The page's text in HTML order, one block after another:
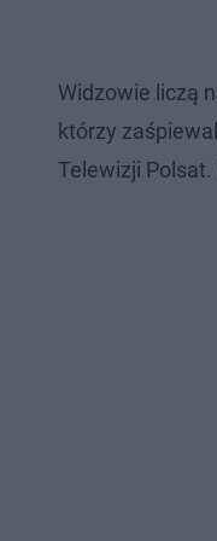
Widzowie liczą
którzy
Telewizji